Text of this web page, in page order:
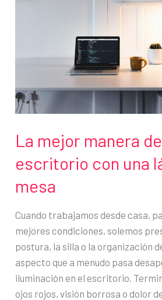
conciliar
La mejor manera
escritorio con una
mesa
Cuando trabajamos desde casa,
mejores condiciones, solemos
postura, la silla o la organización
aspecto que a menudo pasa
iluminación en el escritorio.
ojos rojos, visión borrosa o dolor